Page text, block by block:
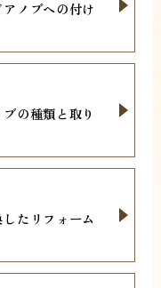
ノブへの付け
の種類と取り
たリフォーム